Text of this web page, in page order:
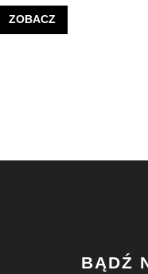
ZOBACZ
BĄDŹ